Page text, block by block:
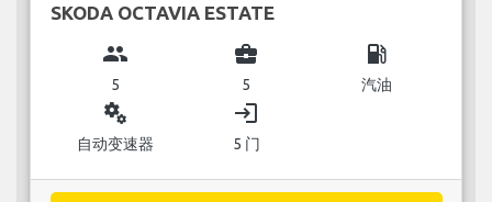
SKODA OCTAVIA ESTATE
group
5
business_center
5
local_gas_station
汽油
miscellaneous_services
自动变速器
login
5 门